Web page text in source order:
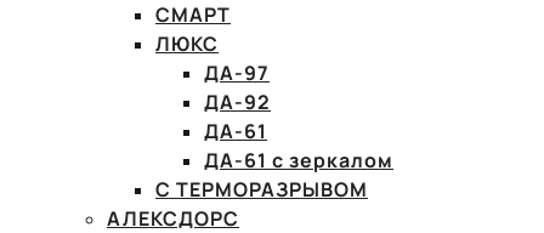
СМАРТ
ЛЮКС
ДА-97
ДА-92
ДА-61
ДА-61 с зеркалом
С ТЕРМОРАЗРЫВОМ
АЛЕКСДОРС